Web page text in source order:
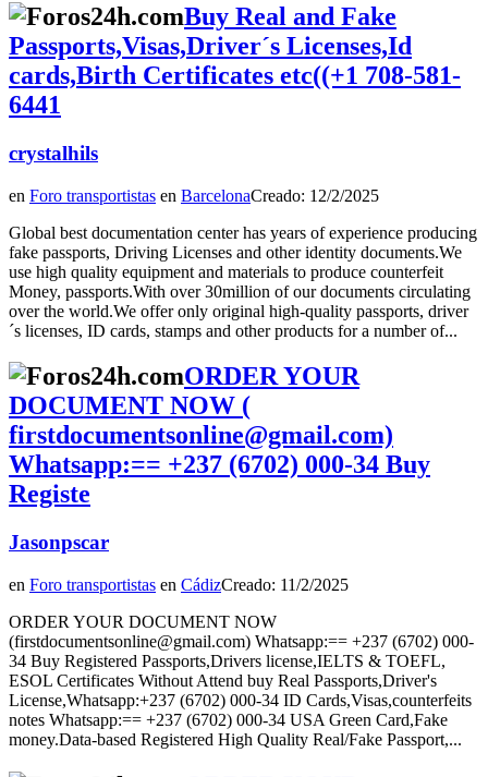
Buy Real and Fake
Passports,Visas,Driver´s Licenses,Id
cards,Birth Certificates etc((+1 708-581-
6441
crystalhils
en Foro transportistas en BarcelonaCreado: 12/2/2025
Global best documentation center has years of experience producing
fake passports, Driving Licenses and other identity documents.We
use high quality equipment and materials to produce counterfeit
Money, passports.With over 30million of our documents circulating
over the world.We offer only original high-quality passports, driver
´s licenses, ID cards, stamps and other products for a number of...
ORDER YOUR
DOCUMENT NOW (
firstdocumentsonline@gmail.com)
Whatsapp:== +237 (6702) 000‑34 Buy
Registe
Jasonpscar
en Foro transportistas en CádizCreado: 11/2/2025
ORDER YOUR DOCUMENT NOW
(firstdocumentsonline@gmail.com) Whatsapp:== +237 (6702) 000-
34 Buy Registered Passports,Drivers license,IELTS & TOEFL,
ESOL Certificates Without Attend buy Real Passports,Driver's
License,Whatsapp:+237 (6702) 000-34 ID Cards,Visas,counterfeits
notes Whatsapp:== +237 (6702) 000-34 USA Green Card,Fake
money.Data-based Registered High Quality Real/Fake Passport,...